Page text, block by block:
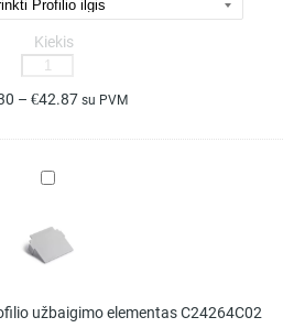
Kiekis
produkto
TEKNIK-
priedas
užglaistomas
– €42.87 su PVM
TEKNIK-
pilkas
led
elementas
užbaigimo elementas C24264C02